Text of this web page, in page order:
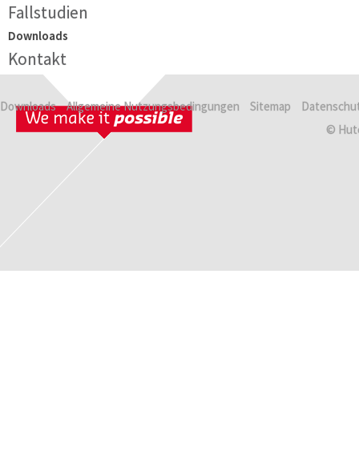
Fallstudien
Downloads
Kontakt
Downloads Allgemeine Nutzungsbedingungen Sitemap
©